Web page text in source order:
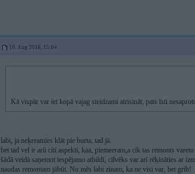
10. Aug 2016, 15:04
Kā vispār var iet kopā vajag steidzami atrisināt, pats īsti
labi, ja neķeramies klāt pie burta, tad jā.
bet tad vel ir arii citi aspekti, kaa, piemeeram,a cik tas remonts varetu
šādā veidā saņemot iespējamo atbildi, cilvēks var arī rēķināties ar
naudas remontam jābūt. Nu mēs labi zinam, ka ne visi var, bet grib!